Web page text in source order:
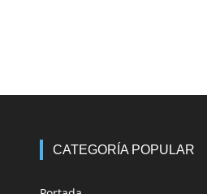
CATEGORÍA POPULAR